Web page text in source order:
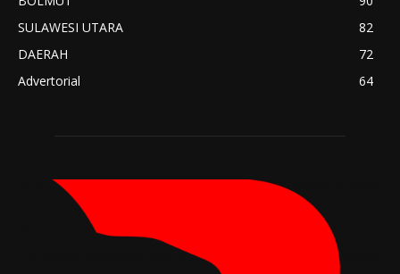
SULAWESI UTARA
82
DAERAH
72
Advertorial
64